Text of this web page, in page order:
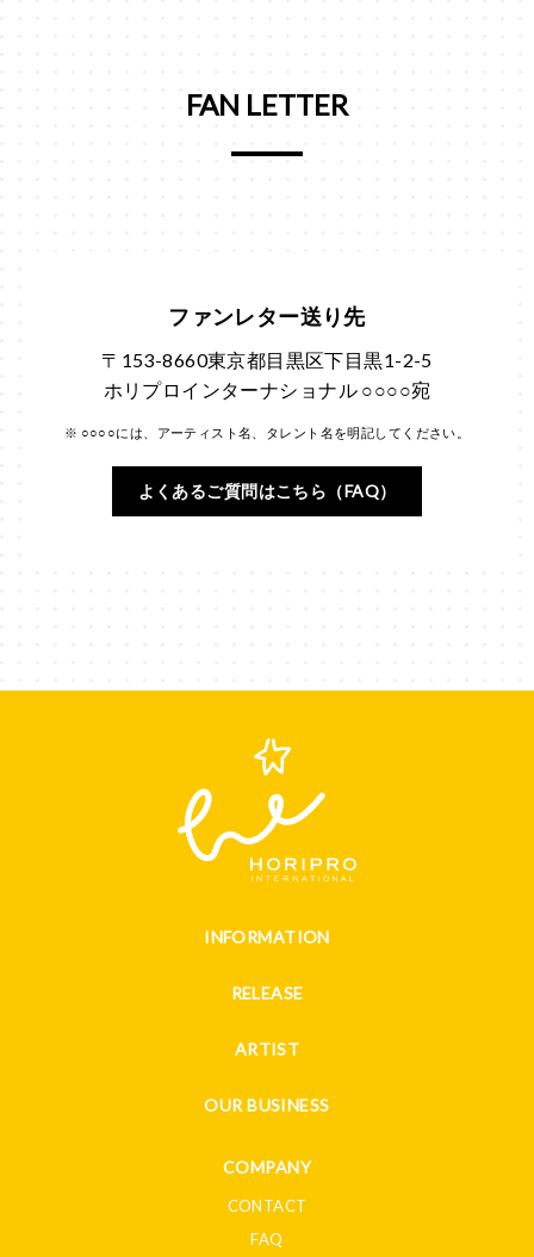
FAN LETTER
ファンレター送り先
〒153-8660東京都目黒区下目黒1-2-5
ホリプロインターナショナル ○○○○宛
※ ○○○○には、アーティスト名、タレント名を明記してください。
よくあるご質問はこちら（FAQ）
INFORMATION
RELEASE
ARTIST
OUR BUSINESS
COMPANY
CONTACT
FAQ